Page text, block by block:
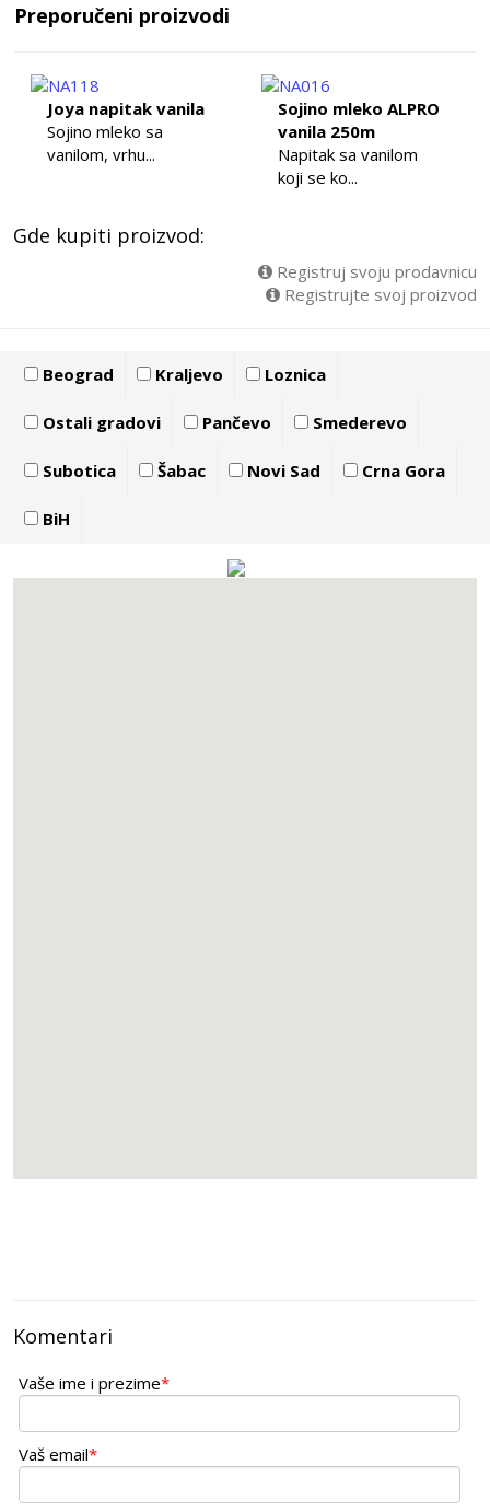
Preporučeni proizvodi
Joya napitak vanila
Sojino mleko sa
vanilom, vrhu...
Sojino mleko ALPRO
vanila 250m
Napitak sa vanilom
koji se ko...
Gde kupiti proizvod:
Registruj svoju prodavnicu
Registrujte svoj proizvod
Beograd Kraljevo Loznica
Ostali gradovi Pančevo Smederevo
Subotica Šabac Novi Sad Crna Gora
BiH
Komentari
Vaše ime i prezime*
Vaš email*